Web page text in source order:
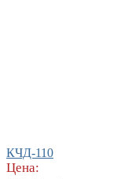
КЧД-110
Цена: